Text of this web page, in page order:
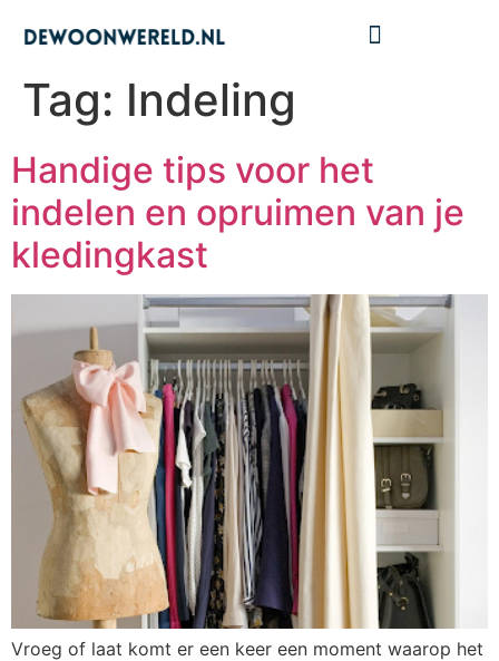
Tag: Indeling
Handige tips voor het
indelen en opruimen van je
kledingkast
Vroeg of laat komt er een keer een moment waarop het